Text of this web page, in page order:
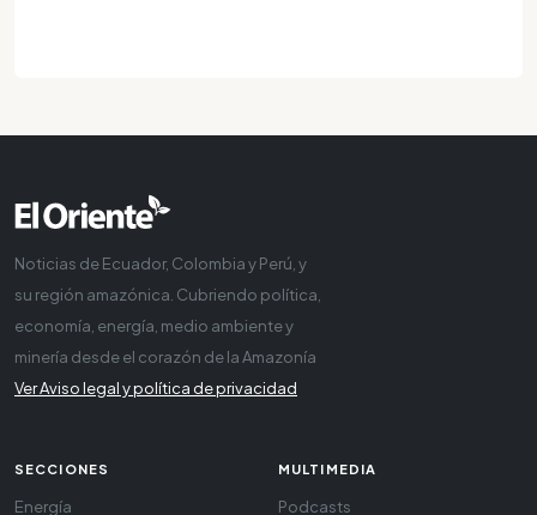
Noticias de Ecuador, Colombia y Perú, y
su región amazónica. Cubriendo política,
economía, energía, medio ambiente y
minería desde el corazón de la Amazonía
Ver Aviso legal y política de privacidad
SECCIONES
Energía
MULTIMEDIA
Podcasts